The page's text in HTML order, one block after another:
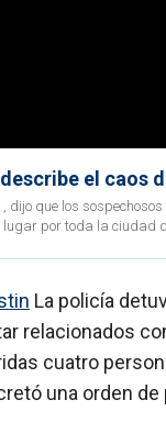
el caos
dijo que los
lugar por toda la ciudad
La policía
relacionados
cuatro
una orden